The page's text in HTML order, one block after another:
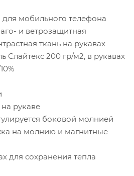
мобильного телефона
и ветрозащитная
ткань на рукавах
Слайтекс 200 гр/м2, в рукавах
рукаве
боковой молнией
на молнию и магнитные
для сохранения тепла